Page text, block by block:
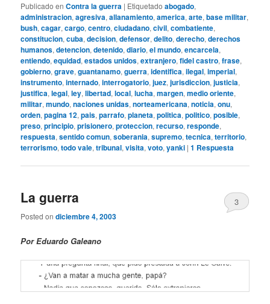
Publicado en Contra la guerra | Etiquetado abogado,
administracion,agresiva,allanamiento,america,arte,base militar,
bush,cagar,cargo,centro,ciudadano,civil,combatiente,
constitucion,cuba,decision,defensor,delito,derecho,derechos
humanos,detencion,detenido,diario,el mundo,encarcela,
entiendo,equidad,estados unidos,extranjero,fidel castro,frase,
gobierno,grave,guantanamo,guerra,identifica,ilegal,imperial,
instrumento,internado,interrogatorio,juez,jurisdiccion,justicia,
justifica,legal,ley,libertad,local,lucha,margen,medio oriente,
militar,mundo,naciones unidas,norteamericana,noticia,onu,
orden,pagina 12,pais,parrafo,planeta,politica,politico,posible,
preso,principio,prisionero,proteccion,recurso,responde,
respuesta,sentido comun,soberania,supremo,tecnica,territorio,
terrorismo,todo vale,tribunal,visita,voto,yanki |1 Respuesta
La guerra
Posted ondiciembre 4, 2003
3
Por Eduardo Galeano